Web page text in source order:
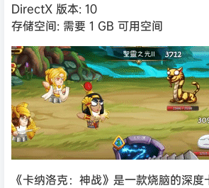
DirectX 版本: 10
存储空间: 需要 1 GB 可用空间
《卡纳洛克：神战》是一款烧脑的深